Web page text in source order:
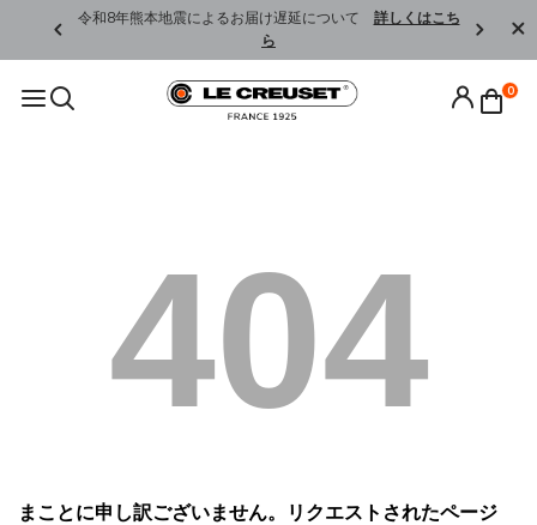
令和8年熊本地震によるお届け遅延について 詳しくはこち
ら
0
404
まことに申し訳ございません。リクエストされたページ